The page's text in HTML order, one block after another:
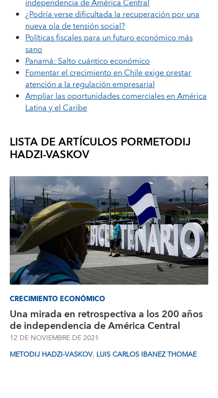
independencia de América Central
¿Podría verse dificultada la recuperación por una
nueva ola de tensión social?
Políticas fiscales para un futuro económico más
sano
Panamá: Salto cuántico económico
Fomentar el crecimiento en Chile exige prestar
atención a la regulación empresarial
Ampliar las oportunidades comerciales en América
Latina y el Caribe
LISTA DE ARTÍCULOS PORMETODIJ
HADZI-VASKOV
CRECIMIENTO ECONÓMICO
Una mirada en retrospectiva a los 200 años
de independencia de América Central
12 DE NOVIEMBRE DE 2021
METODIJ HADZI-VASKOV, LUIS CARLOS IBANEZ THOMAE